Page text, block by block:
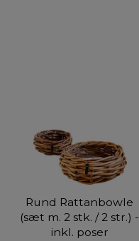
Rund Rattanbowle
(sæt m. 2 stk. / 2 str.) -
inkl. poser